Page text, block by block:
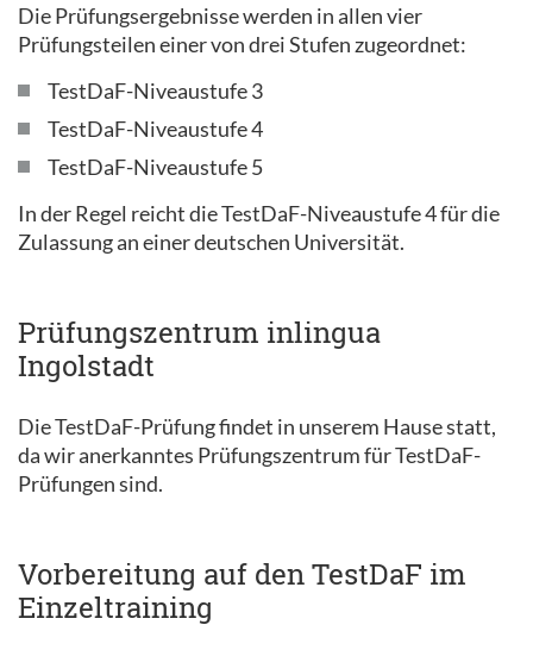
Die Prüfungsergebnisse werden in allen vier
Prüfungsteilen einer von drei Stufen zugeordnet:
TestDaF-Niveaustufe 3
TestDaF-Niveaustufe 4
TestDaF-Niveaustufe 5
In der Regel reicht die TestDaF-Niveaustufe 4 für die
Zulassung an einer deutschen Universität.
Prüfungszentrum inlingua
Ingolstadt
Die TestDaF-Prüfung findet in unserem Hause statt,
da wir anerkanntes Prüfungszentrum für TestDaF-
Prüfungen sind.
Vorbereitung auf den TestDaF im
Einzeltraining